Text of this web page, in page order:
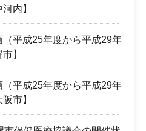
内】
平成25年度から平成29年
】
平成25年度から平成29年
市】